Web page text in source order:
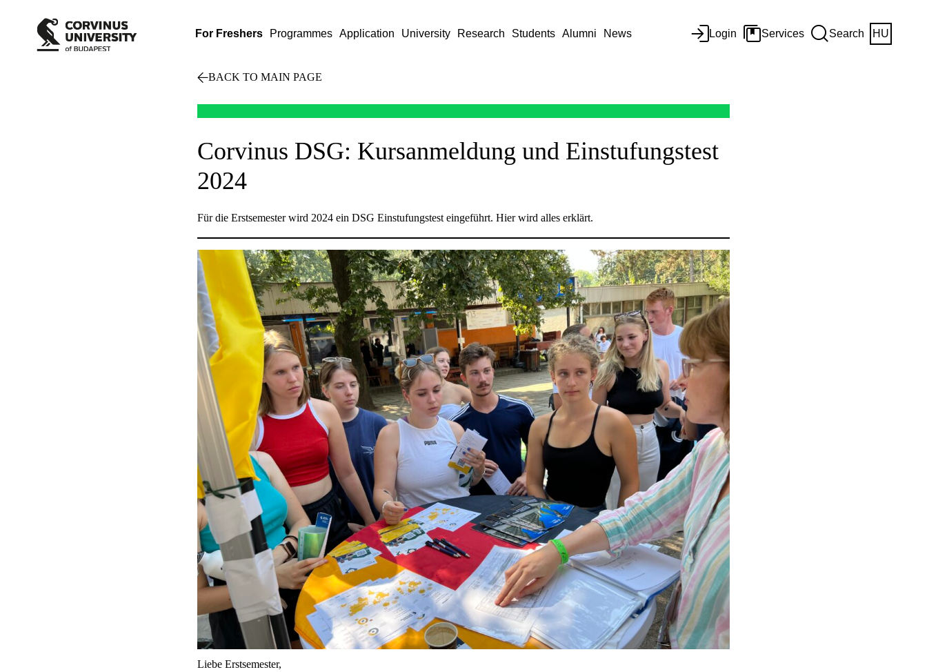
For Freshers Programmes Application University Research Students Alumni News Login Services Search HU
BACK TO MAIN PAGE
Corvinus DSG: Kursanmeldung und Einstufungstest
2024
Für die Erstsemester wird 2024 ein DSG Einstufungstest eingeführt. Hier wird alles erklärt.
Liebe Erstsemester,